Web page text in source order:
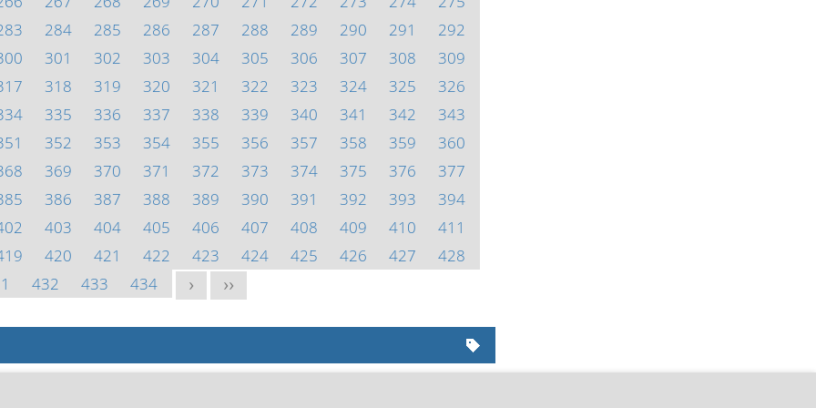
284 285 286 287 288 289 290 291
292
301 302 303 304 305 306 307 308
309
318 319 320 321 322 323 324 325
326
335 336 337 338 339 340 341 342
343
352 353 354 355 356 357 358 359
360
369 370 371 372 373 374 375 376
377
386 387 388 389 390 391 392 393
394
403 404 405 406 407 408 409 410
411
420 421 422 423 424 425 426 427
428
432 433 434 > >>